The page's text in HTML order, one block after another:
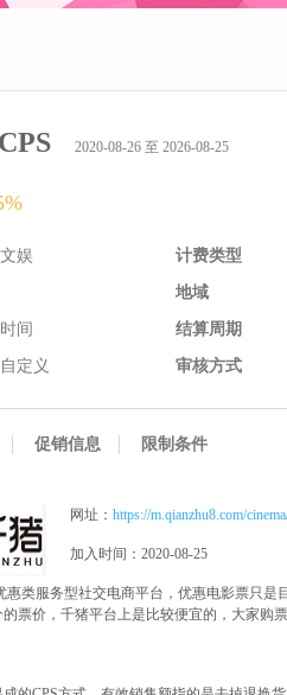
2020-08-26 至 2026-08-25
娱 计费类型
地域
间 结算周期
定义 审核方式
促销信息 限制条件
网址： https://m.qianzhu8.com/
加入时间：2020-08-25
惠类服务型社交电商平台，优惠电影票只
票价，千猪平台上是比较便宜的，大家购